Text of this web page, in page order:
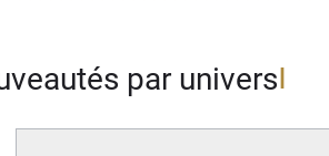
par univers